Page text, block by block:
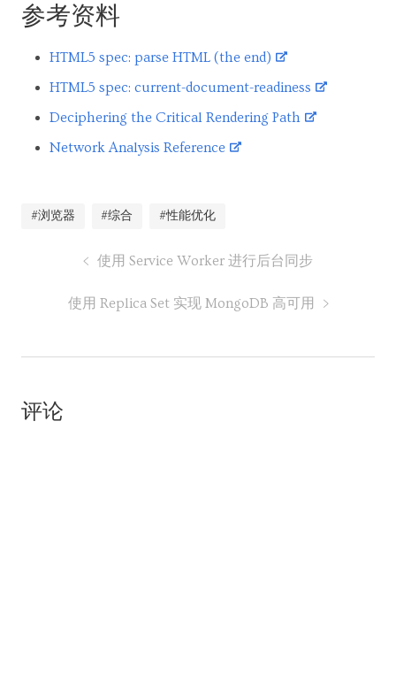
参考资料
HTML5 spec: parse HTML (the end)
HTML5 spec: current-document-readiness
Deciphering the Critical Rendering Path
Network Analysis Reference
#浏览器 #综合 #性能优化
使用 Service Worker 进行后台同步
使用 Replica Set 实现 MongoDB 高可用
评论